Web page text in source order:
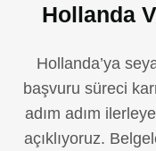
Hollanda
Hollanda’ya
başvuru süreci
adım adım
açıklıyoruz.